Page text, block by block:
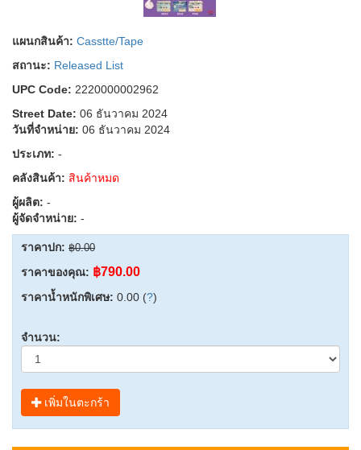
แผนกสินค้า: Casstte/Tape
สถานะ: Released List
UPC Code: 2220000002962
Street Date: 06 ธันวาคม 2024
วันที่จำหน่าย: 06 ธันวาคม 2024
ประเภท: -
คลังสินค้า: สินค้าหมด
ผู้ผลิต: -
ผู้จัดจำหน่าย: -
ราคาปก: ฿0.00
ราคาของคุณ: ฿790.00
ราคาน้ำหนักพิเศษ: 0.00 (?)
จำนวน:
เพิ่มในตะกร้า